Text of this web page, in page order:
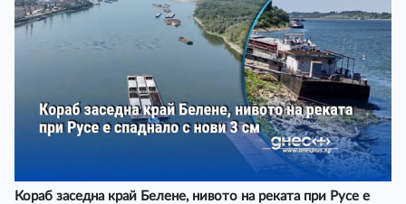
Кораб заседна край Белене, нивото на реката при Русе е